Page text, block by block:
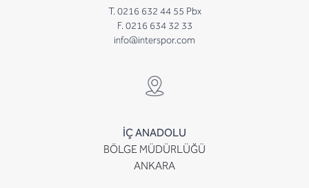
T. 0216 632 44 55 Pbx
F. 0216 634 32 33
info@interspor.com
İÇ ANADOLU
BÖLGE MÜDÜRLÜĞÜ
ANKARA